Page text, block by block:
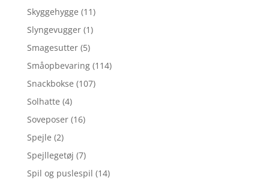
Skyggehygge (11)
Slyngevugger (1)
Smagesutter (5)
Småopbevaring (114)
Snackbokse (107)
Solhatte (4)
Soveposer (16)
Spejle (2)
Spejllegetøj (7)
Spil og puslespil (14)